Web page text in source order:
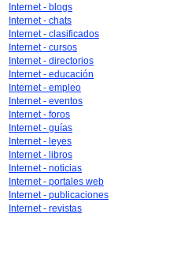
Internet - blogs
Internet - chats
Internet - clasificados
Internet - cursos
Internet - directorios
Internet - educación
Internet - empleo
Internet - eventos
Internet - foros
Internet - guías
Internet - leyes
Internet - libros
Internet - noticias
Internet - portales web
Internet - publicaciones
Internet - revistas